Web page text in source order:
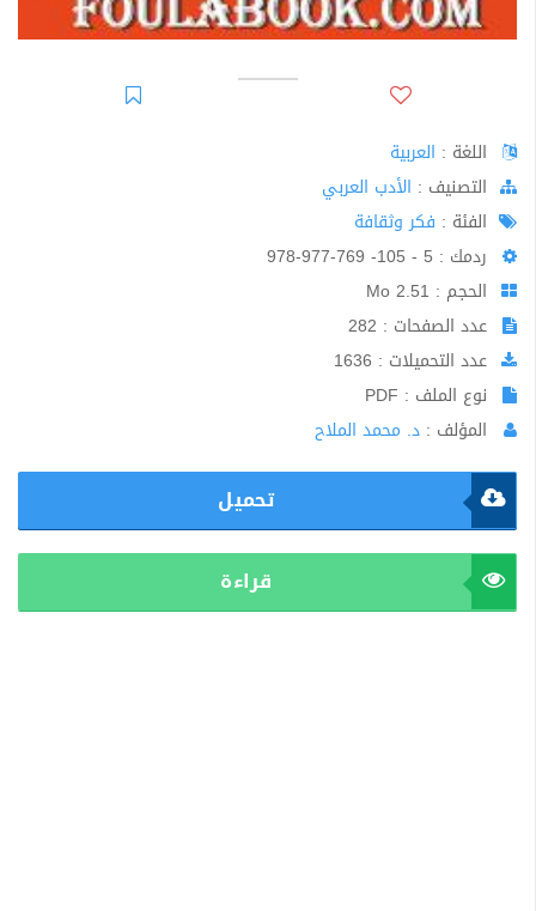
اللغة : العربية
اﻟﺘﺼﻨﻴﻒ : الأدب العربي
الفئة : فكر وثقافة
ردمك : 5 - 105- 769-977-978
الحجم : 2.51 Mo
عدد الصفحات : 282
عدد التحميلات : 1636
نوع الملف : PDF
المؤلف : د. محمد الملاح
تحميل
قراءة